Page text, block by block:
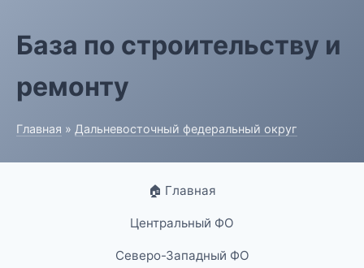
База по строительству и
ремонту
Главная » Дальневосточный федеральный округ
🏠 Главная
Центральный ФО
Северо-Западный ФО